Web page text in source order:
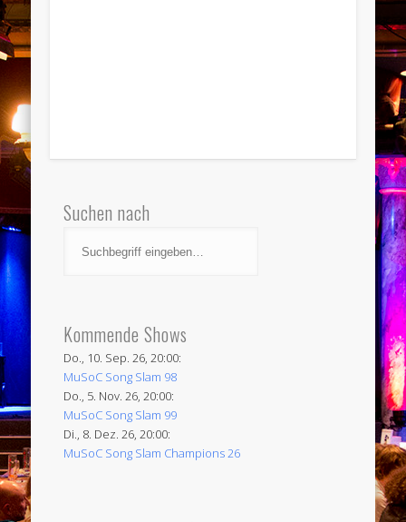
Suchen nach
Kommende Shows
Do., 10. Sep. 26, 20:00:
MuSoC Song Slam 98
Do., 5. Nov. 26, 20:00:
MuSoC Song Slam 99
Di., 8. Dez. 26, 20:00:
MuSoC Song Slam Champions 26